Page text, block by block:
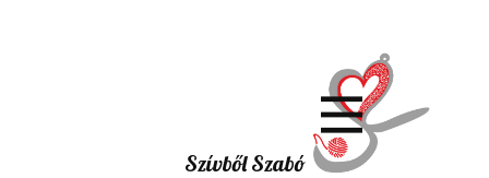
Szívből Szabó